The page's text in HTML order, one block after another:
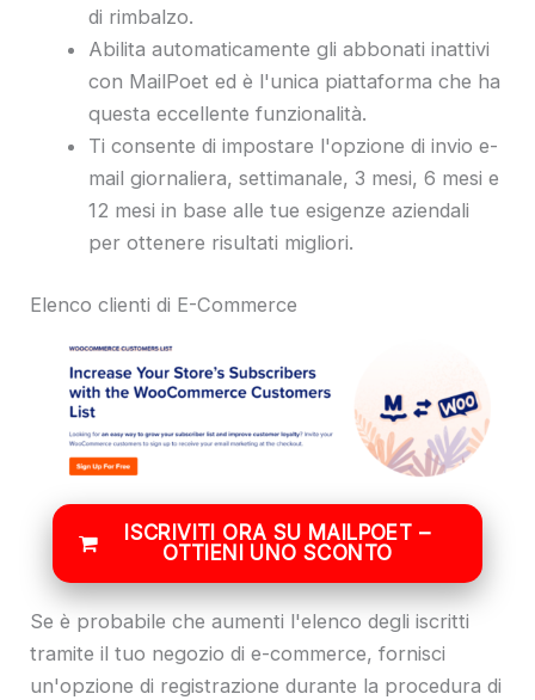
di rimbalzo.
Abilita automaticamente gli abbonati inattivi
con MailPoet ed è l'unica piattaforma che ha
questa eccellente funzionalità.
Ti consente di impostare l'opzione di invio e-
mail giornaliera, settimanale, 3 mesi, 6 mesi e
12 mesi in base alle tue esigenze aziendali
per ottenere risultati migliori.
Elenco clienti di E-Commerce
ISCRIVITI ORA SU MAILPOET –
OTTIENI UNO SCONTO
Se è probabile che aumenti l'elenco degli iscritti
tramite il tuo negozio di e-commerce, fornisci
un'opzione di registrazione durante la procedura di